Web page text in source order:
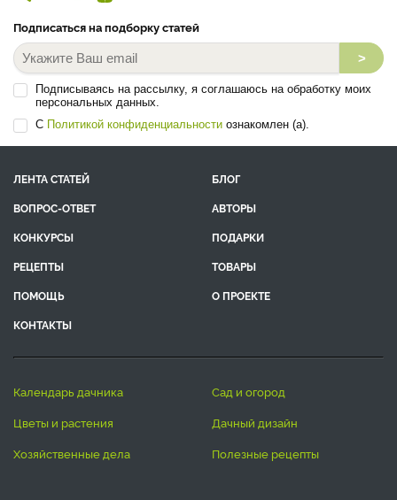
Подписаться на подборку статей
>
Подписываясь на рассылку, я соглашаюсь на обработку моих
персональных данных.
С Политикой конфиденциальности ознакомлен (а).
ЛЕНТА СТАТЕЙ
БЛОГ
ВОПРОС-ОТВЕТ
АВТОРЫ
КОНКУРСЫ
ПОДАРКИ
РЕЦЕПТЫ
ТОВАРЫ
ПОМОЩЬ
О ПРОЕКТЕ
КОНТАКТЫ
календарь дачника
сад и огород
цветы и растения
дачный дизайн
хозяйственные дела
полезные рецепты